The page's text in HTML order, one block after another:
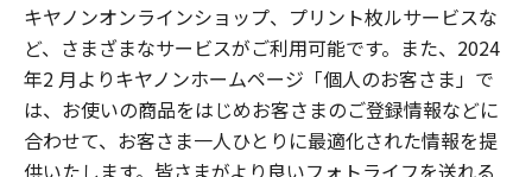
キヤノンオンラインショップ、プリント枚ルサービスな
ど、さまざまなサービスがご利用可能です。また、2024
年2 月よりキヤノンホームページ「個人のお客さま」で
は、お使いの商品をはじめお客さまのご登録情報などに
合わせて、お客さま一人ひとりに最適化された情報を提
供いたします。皆さまがより良いフォトライフを送れる